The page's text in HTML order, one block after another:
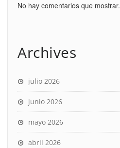
No hay comentarios que mostrar.
Archives
julio 2026
junio 2026
mayo 2026
abril 2026